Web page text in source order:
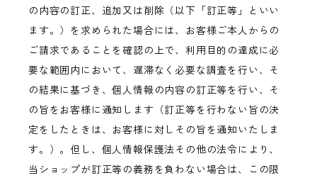
の内容の訂正、追加又は削除（以下「訂正等」といい
ます。）を求められた場合には、お客様ご本人からの
ご請求であることを確認の上で、利用目的の達成に必
要な範囲内において、遅滞なく必要な調査を行い、そ
の結果に基づき、個人情報の内容の訂正等を行い、そ
の旨をお客様に通知します（訂正等を行わない旨の決
定をしたときは、お客様に対しその旨を通知いたしま
す。）。但し、個人情報保護法その他の法令により、
当ショップが訂正等の義務を負わない場合は、この限